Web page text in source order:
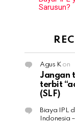
Sarusun?
Agus Kon
Jangan
terbit
(SLF)
Biaya IPL
Indonesia